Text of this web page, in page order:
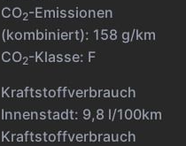
CO2-Emissionen
(kombiniert): 158 g/km
CO2-Klasse: F
Kraftstoffverbrauch
Innenstadt: 9,8 l/100km
Kraftstoffverbrauch